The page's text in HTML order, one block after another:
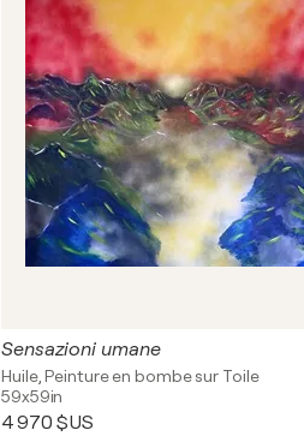
Sensazioni umane
Huile, Peinture en bombe sur Toile
59x59in
4 970 $US